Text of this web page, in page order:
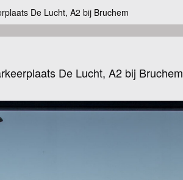
De Lucht, A2 bij Bruchem
De Lucht, A2 bij Bruchem